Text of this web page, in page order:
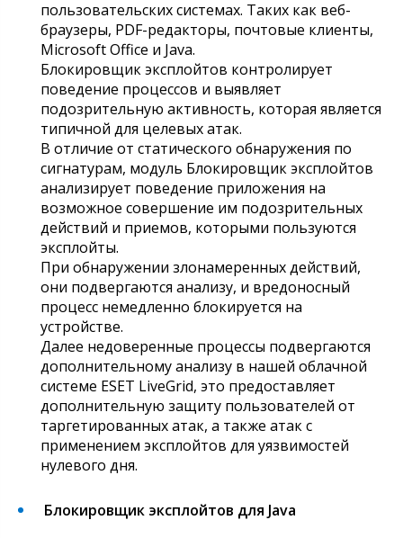
пользовательских системах. Таких как веб-
браузеры, PDF-редакторы, почтовые клиенты,
Microsoft Office и Java.
Блокировщик эксплойтов контролирует
поведение процессов и выявляет
подозрительную активность, которая является
типичной для целевых атак.
В отличие от статического обнаружения по
сигнатурам, модуль Блокировщик эксплойтов
анализирует поведение приложения на
возможное совершение им подозрительных
действий и приемов, которыми пользуются
эксплойты.
При обнаружении злонамеренных действий,
они подвергаются анализу, и вредоносный
процесс немедленно блокируется на
устройстве.
Далее недоверенные процессы подвергаются
дополнительному анализу в нашей облачной
системе ESET LiveGrid, это предоставляет
дополнительную защиту пользователей от
таргетированных атак, а также атак с
применением эксплойтов для уязвимостей
нулевого дня.
Блокировщик эксплойтов для Java